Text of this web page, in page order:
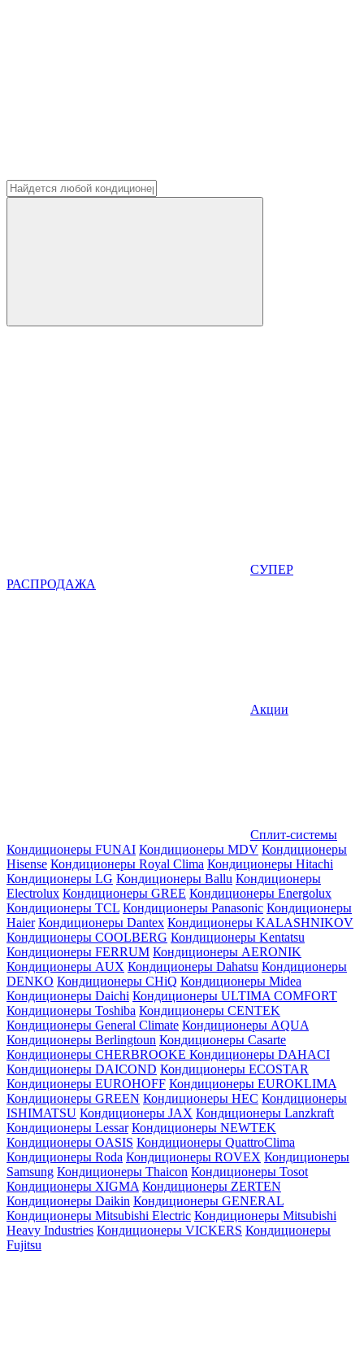
СУПЕР
РАСПРОДАЖА
Акции
Сплит-системы
Кондиционеры FUNAI Кондиционеры MDV Кондиционеры
Hisense Кондиционеры Royal Clima Кондиционеры Hitachi
Кондиционеры LG Кондиционеры Ballu Кондиционеры
Electrolux Кондиционеры GREE Кондиционеры Energolux
Кондиционеры TCL Кондиционеры Panasonic Кондиционеры
Haier Кондиционеры Dantex Кондиционеры KALASHNIKOV
Кондиционеры СOOLBERG Кондиционеры Kentatsu
Кондиционеры FERRUM Кондиционеры AERONIK
Кондиционеры AUX Кондиционеры Dahatsu Кондиционеры
DENKO Кондиционеры CHiQ Кондиционеры Midea
Кондиционеры Daichi Кондиционеры ULTIMA COMFORT
Кондиционеры Toshiba Кондиционеры CENTEK
Кондиционеры General Climate Кондиционеры AQUA
Кондиционеры Berlingtoun Кондиционеры Casarte
Кондиционеры CHERBROOKE Кондиционеры DAHACI
Кондиционеры DAICOND Кондиционеры ECOSTAR
Кондиционеры EUROHOFF Кондиционеры EUROKLIMA
Кондиционеры GREEN Кондиционеры HEC Кондиционеры
ISHIMATSU Кондиционеры JAX Кондиционеры Lanzkraft
Кондиционеры Lessar Кондиционеры NEWTEK
Кондиционеры OASIS Кондиционеры QuattroClima
Кондиционеры Roda Кондиционеры ROVEX Кондиционеры
Samsung Кондиционеры Thaicon Кондиционеры Tosot
Кондиционеры XIGMA Кондиционеры ZERTEN
Кондиционеры Daikin Кондиционеры GENERAL
Кондиционеры Mitsubishi Electric Кондиционеры Mitsubishi
Heavy Industries Кондиционеры VICKERS Кондиционеры
Fujitsu